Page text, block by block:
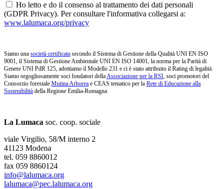
Ho letto e do il consenso al trattamento dei dati personali
(GDPR Privacy). Per consultare l'informativa collegarsi a:
www.lalumaca.org/privacy
Siamo una società certificata secondo il Sistema di Gestione della Qualità UNI EN ISO
9001, il Sistema di Gestione Ambientale UNI EN ISO 14001, la norma per la Parità di
Genere UNI PdR 125, adottiamo il Modello 231 e ci è stato attribuito il Rating di legalità.
Siamo orgogliosamente soci fondatori dellaAssociazione per la RSI, soci promotori del
Consorzio forestale Mutina Arborea e CEAS tematico per la Rete di Educazione alla
Sostenibilità della Regione Emilia-Romagna
La Lumaca soc. coop. sociale
viale Virgilio, 58/M interno 2
41123 Modena
tel. 059 8860012
fax 059 8860124
info@lalumaca.org
lalumaca@pec.lalumaca.org